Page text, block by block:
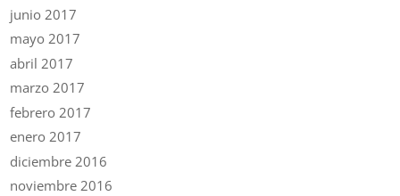
junio 2017
mayo 2017
abril 2017
marzo 2017
febrero 2017
enero 2017
diciembre 2016
noviembre 2016